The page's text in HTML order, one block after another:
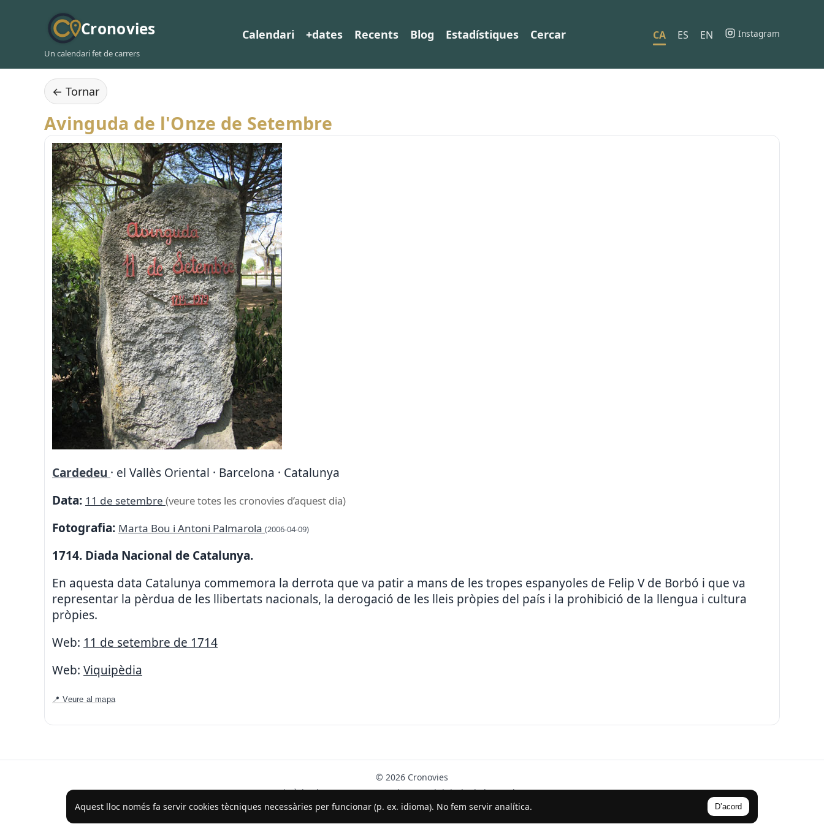
Cronovies
Un calendari fet de carrers
Calendari +dates Recents Blog Estadístiques Cercar CA ES EN Instagram
Aquest lloc només fa servir cookies tècniques necessàries per funcionar (p. ex. idioma). No fem servir analítica. D’acord
← Tornar
Avinguda de l'Onze de Setembre
Cardedeu · el Vallès Oriental · Barcelona · Catalunya
Data: 11 de setembre (veure totes les cronovies d’aquest dia)
Fotografia: Marta Bou i Antoni Palmarola (2006-04-09)
1714. Diada Nacional de Catalunya.
En aquesta data Catalunya commemora la derrota que va patir a mans de les tropes espanyoles de Felip V de Borbó i que va
representar la pèrdua de les llibertats nacionals, la derogació de les lleis pròpies del país i la prohibició de la llengua i cultura
pròpies.
Web: 11 de setembre de 1714
Web: Viquipèdia
📍 Veure al mapa
© 2026 Cronovies
Història als carrers · Desenvolupat amb l’ajuda de la IA (ChatGPT).
Segueix-nos a Instagram